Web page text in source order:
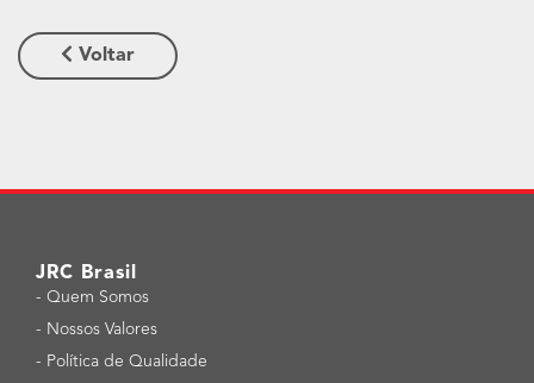
Voltar
JRC Brasil
- Quem Somos
- Nossos Valores
- Política de Qualidade